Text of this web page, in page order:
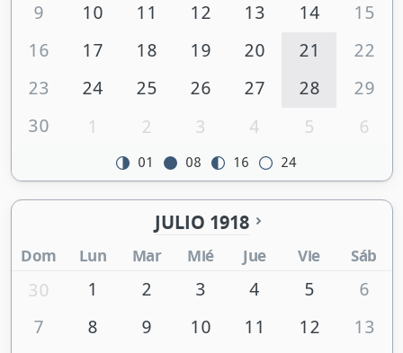
9
10 11 12 13 14
15
16
17 18 19 20 21
22
23
24 25 26 27 28
29
30
1 2 3 4 5 6
01 08 16 24
JULIO 1918
Dom Lun Mar Mié Jue Vie Sáb
30 1 2 3 4 5
6
7
8 9 10 11 12
13